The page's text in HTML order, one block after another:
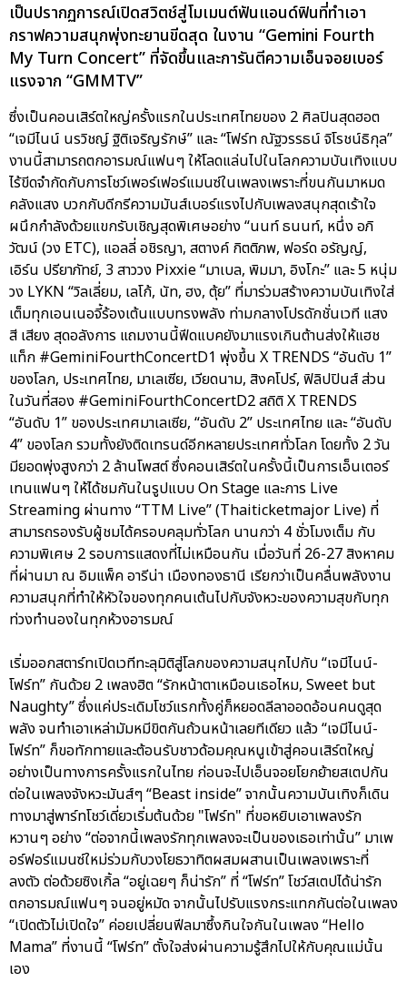
เป็นปรากฏการณ์เปิดสวิตช์สู่โมเมนต์ฟันแอนด์ฟินที่ทำเอา
กราฟความสนุกพุ่งทะยานขีดสุด ในงาน “Gemini Fourth
My Turn Concert” ที่จัดขึ้นและการันตีความเอ็นจอยเบอร์
แรงจาก “GMMTV”
ซึ่งเป็นคอนเสิร์ตใหญ่ครั้งแรกในประเทศไทยของ 2 ศิลปินสุดฮอต
“เจมีไนน์ นรวิชญ์ ฐิติเจริญรักษ์” และ “โฟร์ท ณัฐวรรธน์ จิโรชน์ธิกุล”
งานนี้สามารถตกอารมณ์แฟนๆ ให้โลดแล่นไปในโลกความบันเทิงแบบ
ไร้ขีดจำกัดกับการโชว์เพอร์เฟอร์แมนซ์ในเพลงเพราะที่ขนกันมาหมด
คลังแสง บวกกับดีกรีความมันส์เบอร์แรงไปกับเพลงสนุกสุดเร้าใจ
ผนึกกำลังด้วยแขกรับเชิญสุดพิเศษอย่าง “นนท์ ธนนท์, หนึ่ง อภิ
วัฒน์ (วง ETC), แอลลี่ อชิรญา, สตางค์ กิตติภพ, ฟอร์ด อรัญญ์,
เอิร์น ปรียาภัทย์, 3 สาววง Pixxie “มาเบล, พิมมา, อิงโกะ” และ 5 หนุ่ม
วง LYKN “วิลเลี่ยม, เลโก้, นัท, ฮง, ตุ้ย” ที่มาร่วมสร้างความบันเทิงใส่
เต็มทุกเอนเนอจี้ร้องเต้นแบบทรงพลัง ท่ามกลางโปรดักชั่นเวที แสง
สี เสียง สุดอลังการ แถมงานนี้ฟีดแบคยังมาแรงเกินต้านส่งให้แฮช
แท็ก #GeminiFourthConcertD1 พุ่งขึ้น X TRENDS “อันดับ 1”
ของโลก, ประเทศไทย, มาเลเซีย, เวียดนาม, สิงคโปร์, ฟิลิปปินส์ ส่วน
ในวันที่สอง #GeminiFourthConcertD2 สถิติ X TRENDS
“อันดับ 1” ของประเทศมาเลเซีย, “อันดับ 2” ประเทศไทย และ “อันดับ
4” ของโลก รวมทั้งยังติดเทรนด์อีกหลายประเทศทั่วโลก โดยทั้ง 2 วัน
มียอดพุ่งสูงกว่า 2 ล้านโพสต์ ซึ่งคอนเสิร์ตในครั้งนี้เป็นการเอ็นเตอร์
เทนแฟนๆ ให้ได้ชมกันในรูปแบบ On Stage และการ Live
Streaming ผ่านทาง “TTM Live” (Thaiticketmajor Live) ที่
สามารถรองรับผู้ชมได้ครอบคลุมทั่วโลก นานกว่า 4 ชั่วโมงเต็ม กับ
ความพิเศษ 2 รอบการแสดงที่ไม่เหมือนกัน เมื่อวันที่ 26-27 สิงหาคม
ที่ผ่านมา ณ อิมแพ็ค อารีน่า เมืองทองธานี เรียกว่าเป็นคลื่นพลังงาน
ความสนุกที่ทำให้หัวใจของทุกคนเต้นไปกับจังหวะของความสุขกับทุก
ท่วงทำนองในทุกห้วงอารมณ์
เริ่มออกสตาร์ทเปิดเวทีทะลุมิติสู่โลกของความสนุกไปกับ “เจมีไนน์-
โฟร์ท” กันด้วย 2 เพลงฮิต “รักหน้าตาเหมือนเธอไหม, Sweet but
Naughty” ซึ่งแค่ประเดิมโชว์แรกทั้งคู่ก็หยอดลีลาออดอ้อนคนดูสุด
พลัง จนทำเอาเหล่ามัมหมีขิตกันถ้วนหน้าเลยทีเดียว แล้ว “เจมีไนน์-
โฟร์ท” ก็ขอทักทายและต้อนรับชาวด้อมคุณหนูเข้าสู่คอนเสิร์ตใหญ่
อย่างเป็นทางการครั้งแรกในไทย ก่อนจะไปเอ็นจอยโยกย้ายสเตปกัน
ต่อในเพลงจังหวะมันส์ๆ “Beast inside” จากนั้นความบันเทิงก็เดิน
ทางมาสู่พาร์ทโชว์เดี่ยวเริ่มต้นด้วย "โฟร์ท" ที่ขอหยิบเอาเพลงรัก
หวานๆ อย่าง “ต่อจากนี้เพลงรักทุกเพลงจะเป็นของเธอเท่านั้น” มาเพ
อร์ฟอร์แมนซ์ใหม่ร่วมกับวงโยธวาทิตผสมผสานเป็นเพลงเพราะที่
ลงตัว ต่อด้วยซิงเกิ้ล “อยู่เฉยๆ ก็น่ารัก” ที่ “โฟร์ท” โชว์สเตปได้น่ารัก
ตกอารมณ์แฟนๆ จนอยู่หมัด จากนั้นไปรับแรงกระแทกกันต่อในเพลง
“เปิดตัวไม่เปิดใจ” ค่อยเปลี่ยนฟีลมาซึ้งกินใจกันในเพลง “Hello
Mama” ที่งานนี้ “โฟร์ท” ตั้งใจส่งผ่านความรู้สึกไปให้กับคุณแม่นั้น
เอง